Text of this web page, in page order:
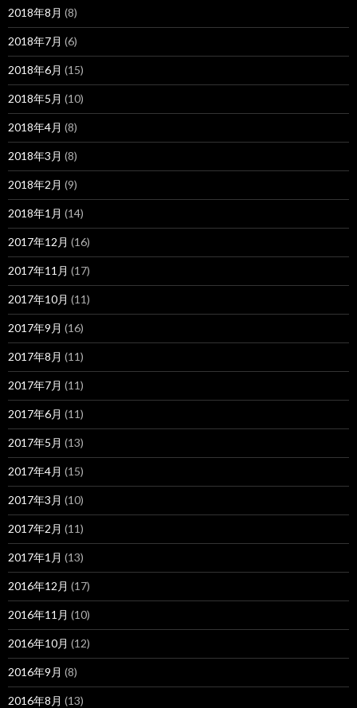
2018年8月 (8)
2018年7月 (6)
2018年6月 (15)
2018年5月 (10)
2018年4月 (8)
2018年3月 (8)
2018年2月 (9)
2018年1月 (14)
2017年12月 (16)
2017年11月 (17)
2017年10月 (11)
2017年9月 (16)
2017年8月 (11)
2017年7月 (11)
2017年6月 (11)
2017年5月 (13)
2017年4月 (15)
2017年3月 (10)
2017年2月 (11)
2017年1月 (13)
2016年12月 (17)
2016年11月 (10)
2016年10月 (12)
2016年9月 (8)
2016年8月 (13)